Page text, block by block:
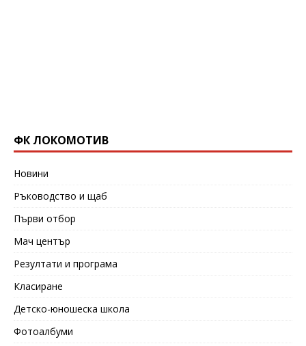
ФК ЛОКОМОТИВ
Новини
Ръководство и щаб
Първи отбор
Мач център
Резултати и програма
Класиране
Детско-юношеска школа
Фотоалбуми